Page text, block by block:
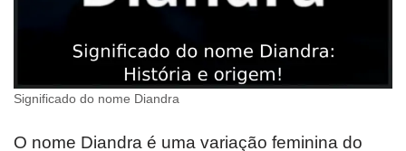
Significado do nome Diandra
O nome Diandra é uma variação feminina do